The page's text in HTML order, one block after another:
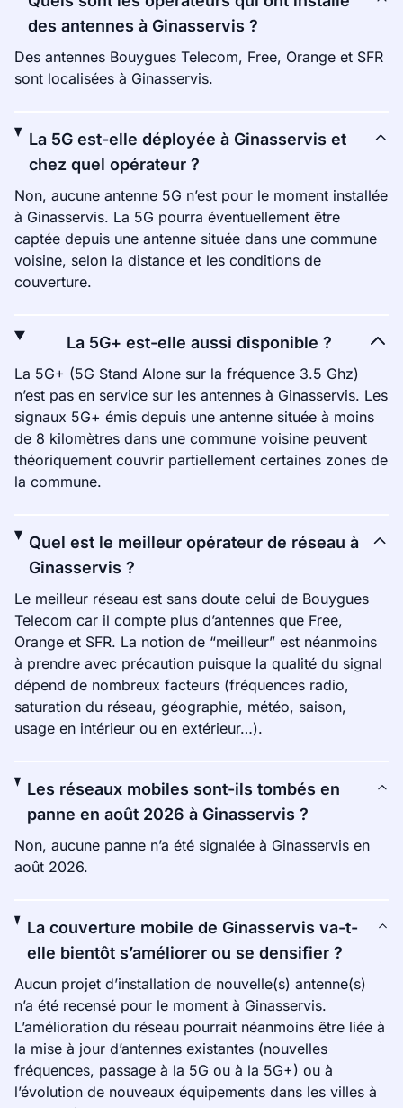
des antennes à Ginasservis ?
Des antennes Bouygues Telecom, Free, Orange et SFR
sont localisées à Ginasservis.
La 5G est-elle déployée à Ginasservis et
chez quel opérateur ?
Non, aucune antenne 5G n’est pour le moment installée
à Ginasservis. La 5G pourra éventuellement être
captée depuis une antenne située dans une commune
voisine, selon la distance et les conditions de
couverture.
La 5G+ est-elle aussi disponible ?
La 5G+ (5G Stand Alone sur la fréquence 3.5 Ghz)
n’est pas en service sur les antennes à Ginasservis. Les
signaux 5G+ émis depuis une antenne située à moins
de 8 kilomètres dans une commune voisine peuvent
théoriquement couvrir partiellement certaines zones de
la commune.
Quel est le meilleur opérateur de réseau à
Ginasservis ?
Le meilleur réseau est sans doute celui de Bouygues
Telecom car il compte plus d’antennes que Free,
Orange et SFR. La notion de “meilleur” est néanmoins
à prendre avec précaution puisque la qualité du signal
dépend de nombreux facteurs (fréquences radio,
saturation du réseau, géographie, météo, saison,
usage en intérieur ou en extérieur…).
Les réseaux mobiles sont-ils tombés en
panne en août 2026 à Ginasservis ?
Non, aucune panne n’a été signalée à Ginasservis en
août 2026.
La couverture mobile de Ginasservis va-t-
elle bientôt s’améliorer ou se densifier ?
Aucun projet d’installation de nouvelle(s) antenne(s)
n’a été recensé pour le moment à Ginasservis.
L’amélioration du réseau pourrait néanmoins être liée à
la mise à jour d’antennes existantes (nouvelles
fréquences, passage à la 5G ou à la 5G+) ou à
l’évolution de nouveaux équipements dans les villes à